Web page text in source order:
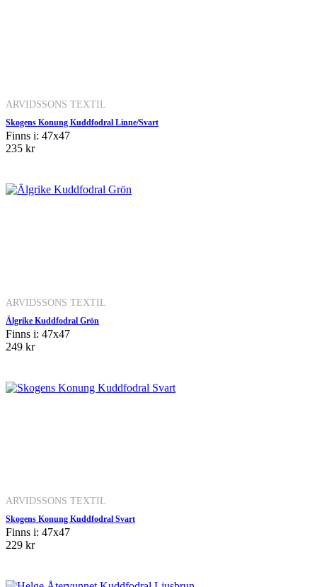
ARVIDSSONS TEXTIL
Skogens Konung Kuddfodral Linne/Svart
Finns i: 47x47
235 kr
ARVIDSSONS TEXTIL
Älgrike Kuddfodral Grön
Finns i: 47x47
249 kr
ARVIDSSONS TEXTIL
Skogens Konung Kuddfodral Svart
Finns i: 47x47
229 kr